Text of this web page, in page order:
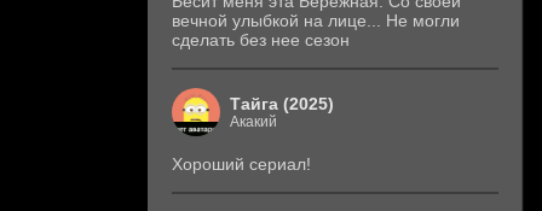
вечной улыбкой на лице... Не могли
сделать без нее сезон
Тайга (2025)
Акакий
Хороший сериал!